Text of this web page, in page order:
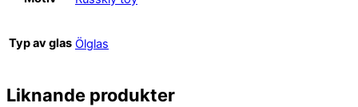
Typ av glas Ölglas
Liknande produkter